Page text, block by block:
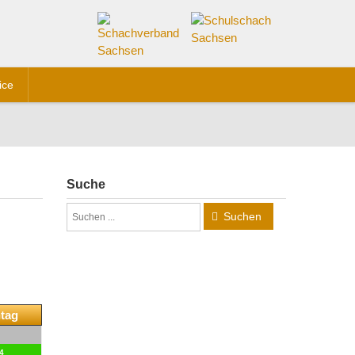
Suche
Suchen